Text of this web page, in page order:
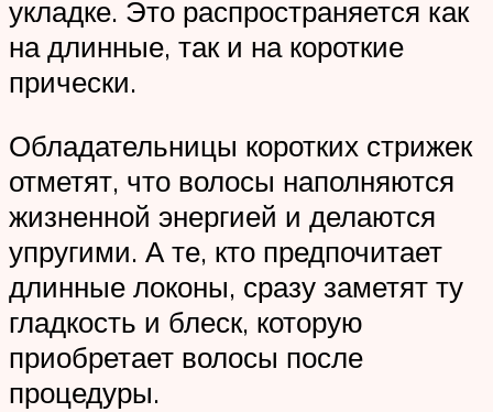
укладке. Это распространяется как
на длинные, так и на короткие
прически.
Обладательницы коротких стрижек
отметят, что волосы наполняются
жизненной энергией и делаются
упругими. А те, кто предпочитает
длинные локоны, сразу заметят ту
гладкость и блеск, которую
приобретает волосы после
процедуры.